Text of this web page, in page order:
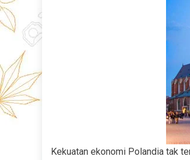
Kekuatan ekonomi Polandia tak